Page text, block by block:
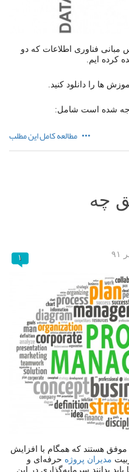
فناوری اطلاعات که دو
ها را دانلود کنید.
شده است شامل:
مطالعه کامل این مطلب
چه
۱
هستند که همگام با افزایش
مدیران‌ پروژه حرفه‌ای و
بدانند سرمایه‌گذاری در این